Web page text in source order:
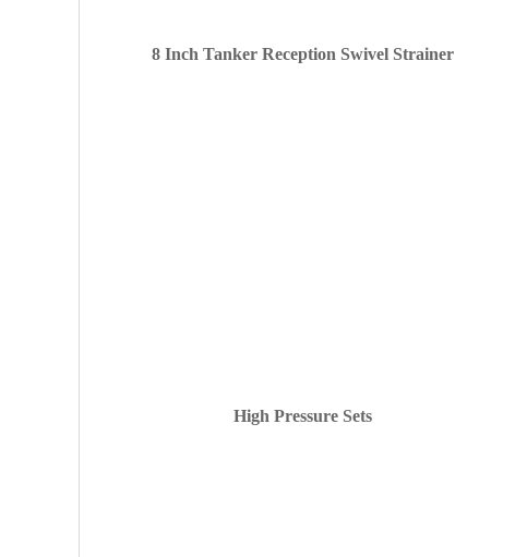
8 Inch Tanker Reception Swivel Strainer
High Pressure Sets